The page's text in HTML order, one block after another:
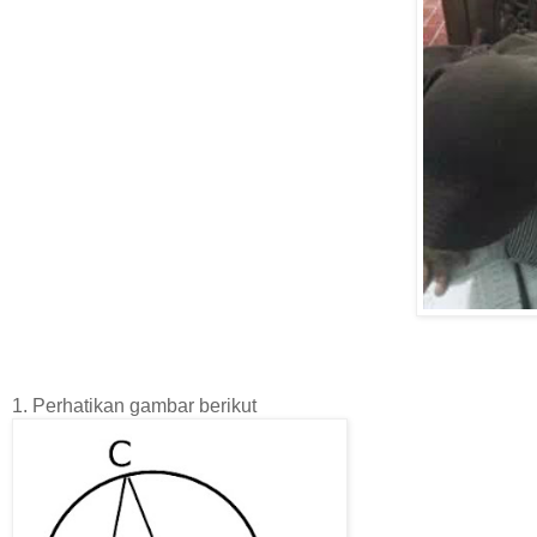
1. Perhatikan gambar berikut